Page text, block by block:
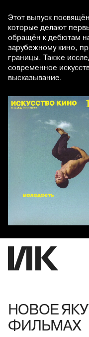
Этот выпуск
которые делают
обращён к дебютам
зарубежному кино,
границы. Также
современное
высказывание.
НОВОЕ
ФИЛЬМАХ